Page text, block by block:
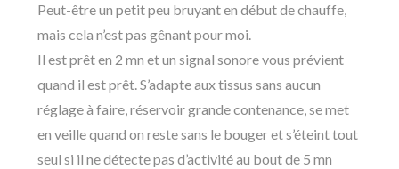
Peut-être un petit peu bruyant en début de chauffe,
mais cela n’est pas gênant pour moi.
Il est prêt en 2 mn et un signal sonore vous prévient
quand il est prêt. S’adapte aux tissus sans aucun
réglage à faire, réservoir grande contenance, se met
en veille quand on reste sans le bouger et s’éteint tout
seul si il ne détecte pas d’activité au bout de 5 mn